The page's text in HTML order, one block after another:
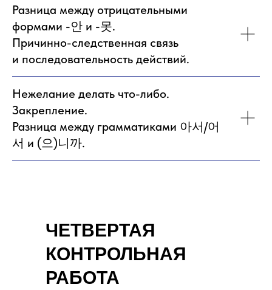
Разница между отрицательными
формами -안 и -못.
Причинно-следственная связь
и последовательность действий.
Нежелание делать что-либо.
Закрепление.
Разница между грамматиками 아서/어
서 и (으)니까.
ЧЕТВЕРТАЯ
КОНТРОЛЬНАЯ
РАБОТА